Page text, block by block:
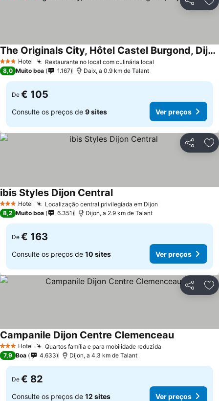
Partilhar
3 EstrelasHotel Restaurante no local com culinária local
The Originals City, Hôtel Castel Burgond, Dijon Ouest
8,0 Muito boa 1.167 Daix, a 0.9 km de Talant
De € 105
Consulte os preços de 9 sites Ver preços
Partilhar
3 EstrelasHotel Localização central privilegiada em Dijon
ibis Styles Dijon Central
8,2 Muito boa 6.351 Dijon, a 2.9 km de Talant
De € 163
Consulte os preços de 10 sites Ver preços
Partilhar
3 EstrelasHotel Quartos família e para mobilidade reduzida
Campanile Dijon Centre Clemenceau
7,9 Boa 4.633 Dijon, a 4.3 km de Talant
De € 82
Consulte os preços de 12 sites Ver preços